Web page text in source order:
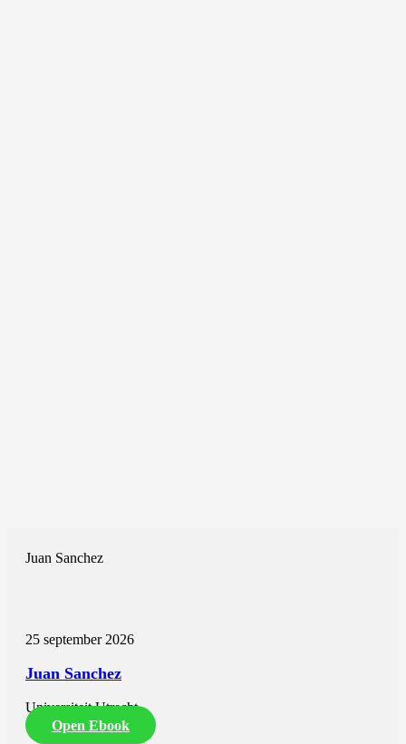
Juan Sanchez
25 september 2026
Juan Sanchez
Universiteit Utrecht
Open Ebook